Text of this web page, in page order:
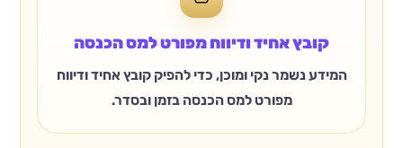
קובץ אחיד ודיווח מפורט למס הכנסה
המידע נשמר נקי ומוכן, כדי להפיק קובץ אחיד ודיווח
מפורט למס הכנסה בזמן ובסדר.